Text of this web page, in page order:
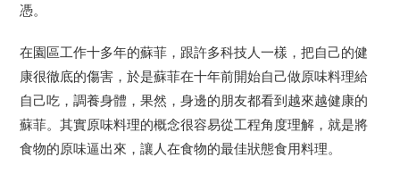
憑。
在園區工作十多年的蘇菲，跟許多科技人一樣，把自己的健
康很徹底的傷害，於是蘇菲在十年前開始自己做原味料理給
自己吃，調養身體，果然，身邊的朋友都看到越來越健康的
蘇菲。其實原味料理的概念很容易從工程角度理解，就是將
食物的原味逼出來，讓人在食物的最佳狀態食用料理。